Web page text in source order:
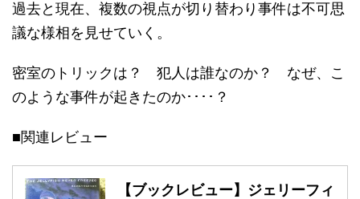
過去と現在、複数の視点が切り替わり事件は不可思
議な様相を見せていく。
密室のトリックは？ 犯人は誰なのか？ なぜ、こ
のような事件が起きたのか････？
■関連レビュー
【ブックレビュー】ジェリーフィ